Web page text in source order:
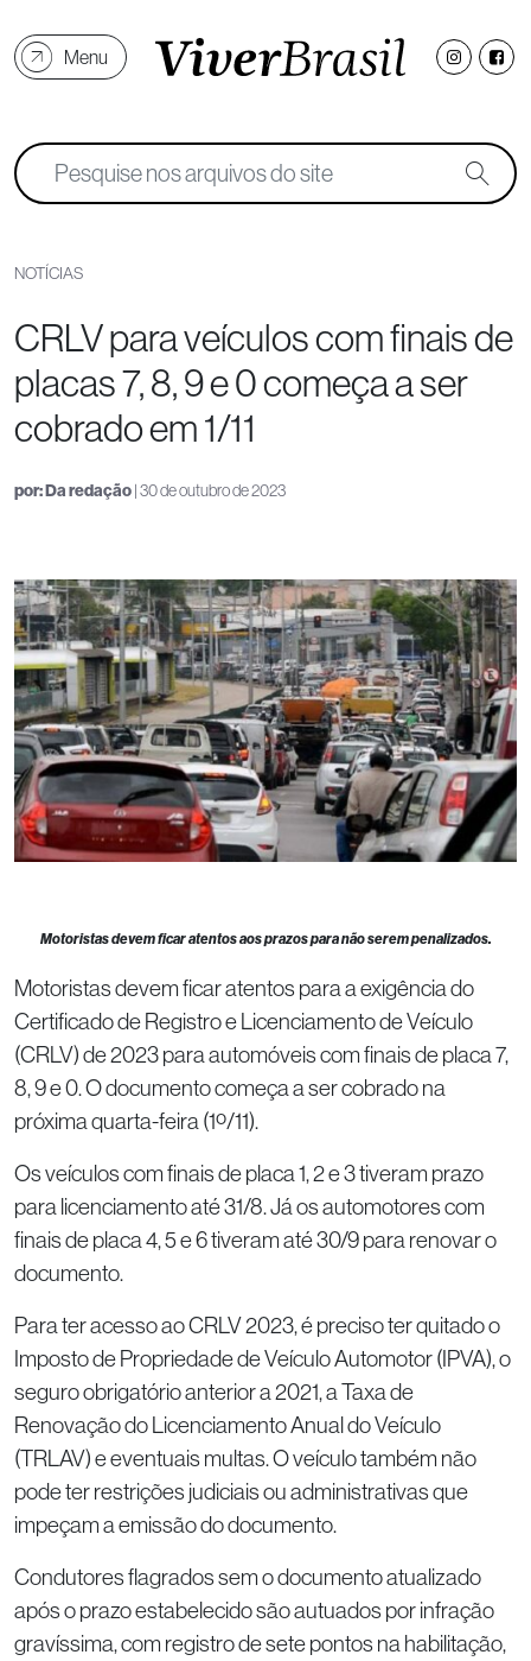
Menu
NOTÍCIAS
CRLV para veículos com finais de
placas 7, 8, 9 e 0 começa a ser
cobrado em 1/11
por:Da redação| 30 de outubro de 2023
Motoristas devem ficar atentos aos prazos para não serem penalizados.
Motoristas devem ficar atentos para a exigência do
Certificado de Registro e Licenciamento de Veículo
(CRLV) de 2023 para automóveis com finais de placa 7,
8, 9 e 0. O documento começa a ser cobrado na
próxima quarta-feira (1º/11).
Os veículos com finais de placa 1, 2 e 3 tiveram prazo
para licenciamento até 31/8. Já os automotores com
finais de placa 4, 5 e 6 tiveram até 30/9 para renovar o
documento.
Para ter acesso ao CRLV 2023, é preciso ter quitado o
Imposto de Propriedade de Veículo Automotor (IPVA), o
seguro obrigatório anterior a 2021, a Taxa de
Renovação do Licenciamento Anual do Veículo
(TRLAV) e eventuais multas. O veículo também não
pode ter restrições judiciais ou administrativas que
impeçam a emissão do documento.
Condutores flagrados sem o documento atualizado
após o prazo estabelecido são autuados por infração
gravíssima, com registro de sete pontos na habilitação,